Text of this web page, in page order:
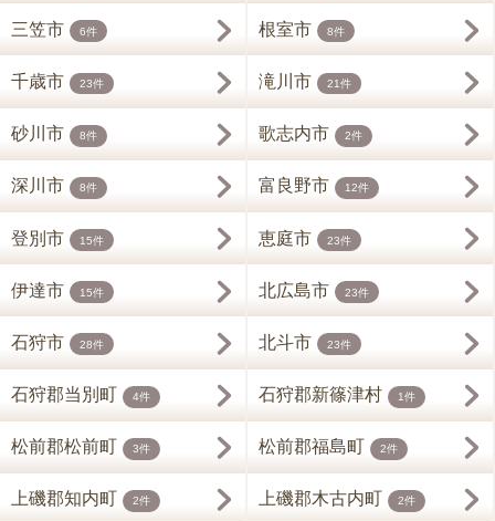
三笠市 6件 根室市 8件
千歳市 23件 滝川市 21件
砂川市 8件 歌志内市 2件
深川市 8件 富良野市 12件
登別市 15件 恵庭市 23件
伊達市 15件 北広島市 23件
石狩市 28件 北斗市 23件
石狩郡当別町 4件 石狩郡新篠津村 1件
松前郡松前町 3件 松前郡福島町 2件
上磯郡知内町 2件 上磯郡木古内町 2件